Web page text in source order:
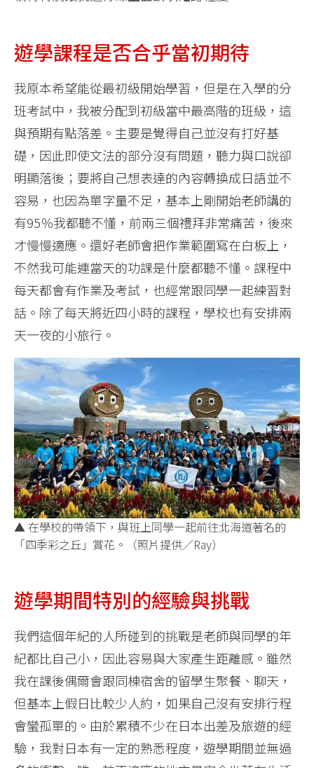
遊學課程是否合乎當初期待
我原本希望能從最初級開始學習，但是在入學的分
班考試中，我被分配到初級當中最高階的班級，這
與預期有點落差。主要是覺得自己並沒有打好基
礎，因此即使文法的部分沒有問題，聽力與口說卻
明顯落後；要將自己想表達的內容轉換成日語並不
容易，也因為單字量不足，基本上剛開始老師講的
有95％我都聽不懂，前兩三個禮拜非常痛苦，後來
才慢慢適應。還好老師會把作業範圍寫在白板上，
不然我可能連當天的功課是什麼都聽不懂。課程中
每天都會有作業及考試，也經常跟同學一起練習對
話。除了每天將近四小時的課程，學校也有安排兩
天一夜的小旅行。
▲ 在學校的帶領下，與班上同學一起前往北海道著名的
「四季彩之丘」賞花。（照片提供／Ray）
遊學期間特別的經驗與挑戰
我們這個年紀的人所碰到的挑戰是老師與同學的年
紀都比自己小，因此容易與大家產生距離感。雖然
我在課後偶爾會跟同棟宿舍的留學生聚餐、聊天，
但基本上假日比較少人約，如果自己沒有安排行程
會蠻孤單的。由於累積不少在日本出差及旅遊的經
驗，我對日本有一定的熟悉程度，遊學期間並無過